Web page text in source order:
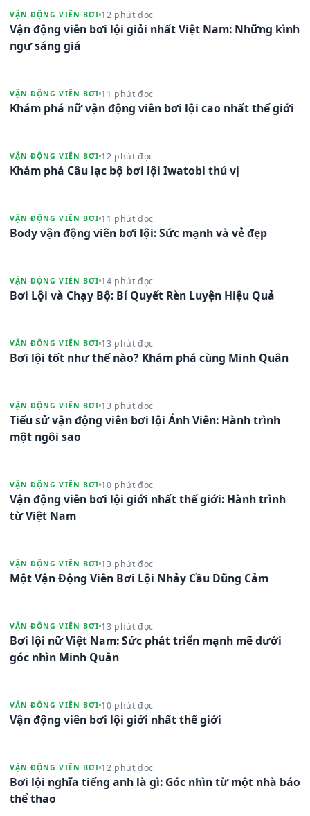
VẬN ĐỘNG VIÊN BƠI 12 phút đọc
Vận động viên bơi lội giỏi nhất Việt Nam: Những kình
ngư sáng giá
VẬN ĐỘNG VIÊN BƠI 11 phút đọc
Khám phá nữ vận động viên bơi lội cao nhất thế giới
VẬN ĐỘNG VIÊN BƠI 12 phút đọc
Khám phá Câu lạc bộ bơi lội Iwatobi thú vị
VẬN ĐỘNG VIÊN BƠI 11 phút đọc
Body vận động viên bơi lội: Sức mạnh và vẻ đẹp
VẬN ĐỘNG VIÊN BƠI 14 phút đọc
Bơi Lội và Chạy Bộ: Bí Quyết Rèn Luyện Hiệu Quả
VẬN ĐỘNG VIÊN BƠI 13 phút đọc
Bơi lội tốt như thế nào? Khám phá cùng Minh Quân
VẬN ĐỘNG VIÊN BƠI 13 phút đọc
Tiểu sử vận động viên bơi lội Ánh Viên: Hành trình
một ngôi sao
VẬN ĐỘNG VIÊN BƠI 10 phút đọc
Vận động viên bơi lội giới nhất thế giới: Hành trình
từ Việt Nam
VẬN ĐỘNG VIÊN BƠI 13 phút đọc
Một Vận Động Viên Bơi Lội Nhảy Cầu Dũng Cảm
VẬN ĐỘNG VIÊN BƠI 13 phút đọc
Bơi lội nữ Việt Nam: Sức phát triển mạnh mẽ dưới
góc nhìn Minh Quân
VẬN ĐỘNG VIÊN BƠI 10 phút đọc
Vận động viên bơi lội giới nhất thế giới
VẬN ĐỘNG VIÊN BƠI 12 phút đọc
Bơi lội nghĩa tiếng anh là gì: Góc nhìn từ một nhà báo
thể thao